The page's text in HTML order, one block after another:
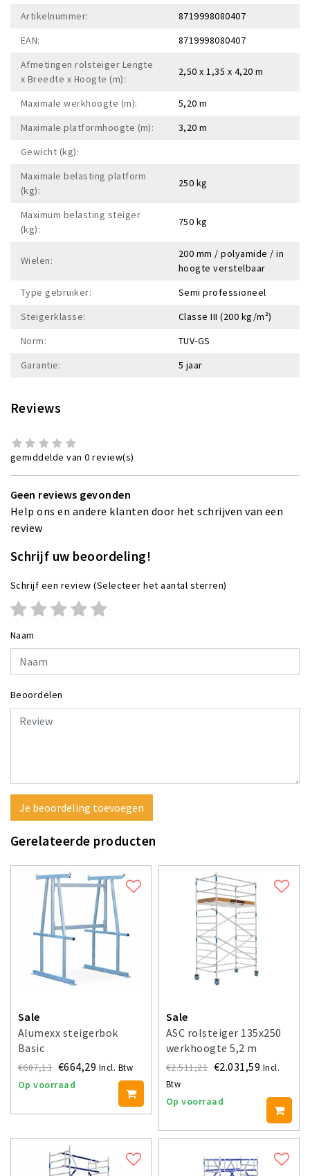
Artikelnummer:
8719998080407
EAN:
8719998080407
Afmetingen rolsteiger Lengte
x Breedte x Hoogte (m):
2,50 x 1,35 x 4,20 m
Maximale werkhoogte (m):
5,20 m
Maximale platformhoogte (m):
3,20 m
Gewicht (kg):
Maximale belasting platform
(kg):
250 kg
Maximum belasting steiger
(kg):
750 kg
Wielen:
200 mm / polyamide / in
hoogte verstelbaar
Type gebruiker:
Semi professioneel
Steigerklasse:
Classe III (200 kg/m²)
Norm:
TUV-GS
Garantie:
5 jaar
Reviews
gemiddelde van 0 review(s)
Geen reviews gevonden
Help ons en andere klanten door het schrijven van een
review
Schrijf uw beoordeling!
Schrijf een review (Selecteer het aantal sterren)
Naam
Beoordelen
Je beoordeling toevoegen
Gerelateerde producten
Sale
Alumexx steigerbok
Basic
€687,13 €664,29 Incl. Btw
Op voorraad
Sale
ASC rolsteiger 135x250
werkhoogte 5,2 m
€2.511,21 €2.031,59 Incl.
Btw
Op voorraad